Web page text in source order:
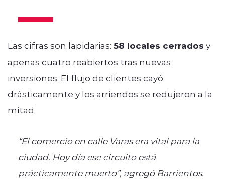
Las cifras son lapidarias: 58 locales cerrados y
apenas cuatro reabiertos tras nuevas
inversiones. El flujo de clientes cayó
drásticamente y los arriendos se redujeron a la
mitad.
“El comercio en calle Varas era vital para la
ciudad. Hoy día ese circuito está
prácticamente muerto”, agregó Barrientos.